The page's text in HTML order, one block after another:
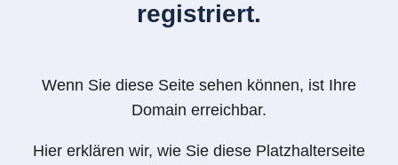
registriert.
Wenn Sie diese Seite sehen können, ist Ihre
Domain erreichbar.
Hier erklären wir, wie Sie diese Platzhalterseite